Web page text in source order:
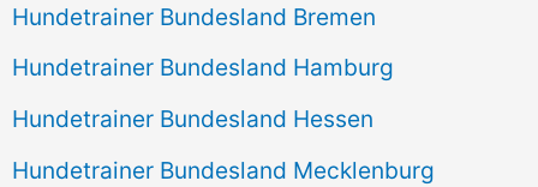
Hundetrainer Bundesland Bremen
Hundetrainer Bundesland Hamburg
Hundetrainer Bundesland Hessen
Hundetrainer Bundesland Mecklenburg